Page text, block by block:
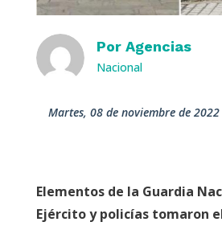
Por Agencias
Nacional
martes, 08 de noviembre de 2022
Elementos de la Guardia
Ejército y policías tomaron